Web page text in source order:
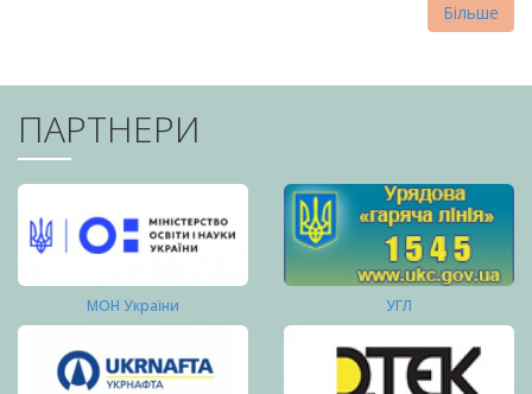
Більше
ПАРТНЕРИ
МОН України УГЛ